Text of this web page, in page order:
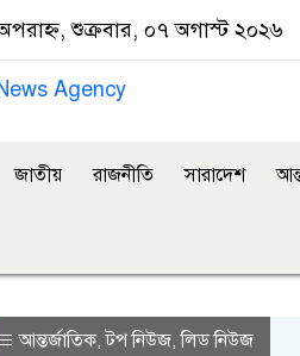
শুক্রবার, ০৭ অগাস্ট ২০২৬
জাতীয় রাজনীতি সারাদেশ
আন্তর্জাতিক,টপ নিউজ,লিড নিউজ